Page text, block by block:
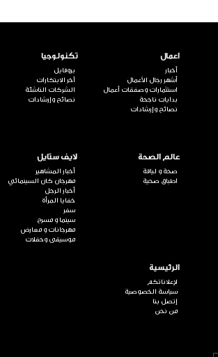
اعمال
أخبار
أشهر رجال الأعمال
استثمارات وصفقات أعمال
بدايات ناجحة
نصائح وإرشادات
تكنولوجيا
بروفايل
آخر الابتكارات
الشركات الناشئة
نصائح وإرشادات
عالم الصحة
صحة و لياقة
اطباق صحية
لايف ستايل
أخبار المشاهير
مهرجان كان السينمائي
أخبار الرجل
خفايا المرأة
سفر
سينما و مسرح
مهرجانات و معارض
موسيقى وحفلات
الرئيسية
لإعلاناتكم
سياسة الخصوصية
إتصل بنا
من نحن